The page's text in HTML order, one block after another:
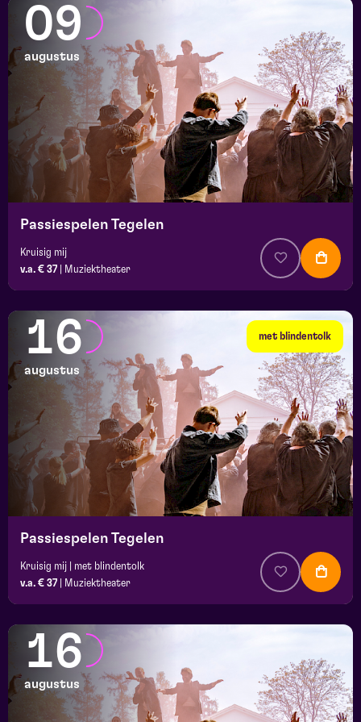
09
augustus
Passiespelen Tegelen
Kruisig mij
v.a. € 37
Muziektheater
met blindentolk
16
augustus
Passiespelen Tegelen
Kruisig mij | met blindentolk
v.a. € 37
Muziektheater
16
augustus